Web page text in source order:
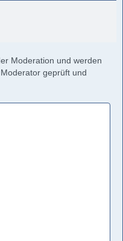
Moderation und werden
geprüft und